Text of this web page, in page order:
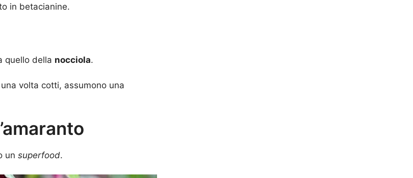
in betacianine.
quello della nocciola.
volta cotti, assumono una
un superfood.